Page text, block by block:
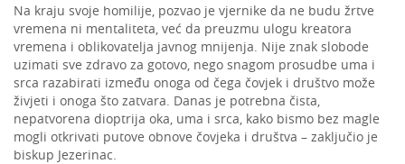
Na kraju svoje homilije, pozvao je vjernike da ne budu žrtve
vremena ni mentaliteta, već da preuzmu ulogu kreatora
vremena i oblikovatelja javnog mnijenja. Nije znak slobode
uzimati sve zdravo za gotovo, nego snagom prosudbe uma i
srca razabirati između onoga od čega čovjek i društvo može
živjeti i onoga što zatvara. Danas je potrebna čista,
nepatvorena dioptrija oka, uma i srca, kako bismo bez magle
mogli otkrivati putove obnove čovjeka i društva – zaključio je
biskup Jezerinac.